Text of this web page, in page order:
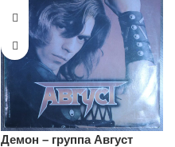
Демон – группа Август